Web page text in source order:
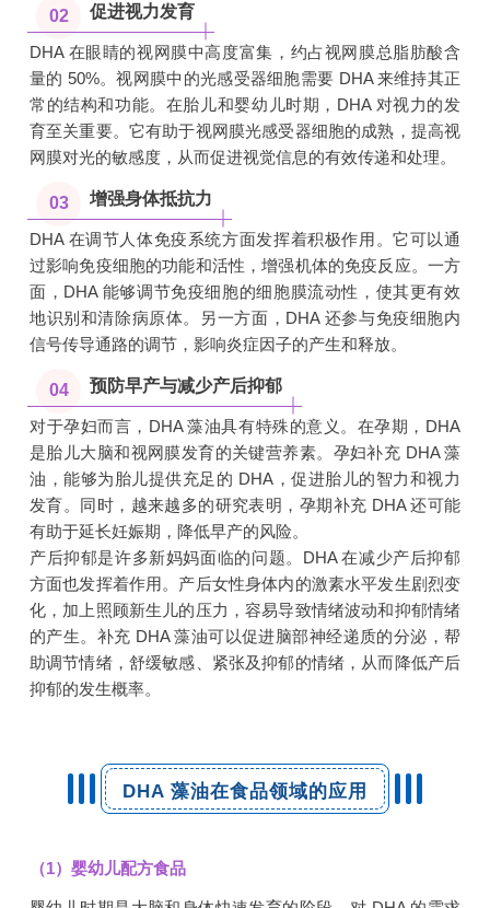
02 促进视力发育
DHA 在眼睛的视网膜中高度富集，约占视网膜总脂肪酸含
量的 50%。视网膜中的光感受器细胞需要 DHA 来维持其正
常的结构和功能。在胎儿和婴幼儿时期，DHA 对视力的发
育至关重要。它有助于视网膜光感受器细胞的成熟，提高视
网膜对光的敏感度，从而促进视觉信息的有效传递和处理。
03 增强身体抵抗力
DHA 在调节人体免疫系统方面发挥着积极作用。它可以通
过影响免疫细胞的功能和活性，增强机体的免疫反应。一方
面，DHA 能够调节免疫细胞的细胞膜流动性，使其更有效
地识别和清除病原体。另一方面，DHA 还参与免疫细胞内
信号传导通路的调节，影响炎症因子的产生和释放。
04 预防早产与减少产后抑郁
对于孕妇而言，DHA 藻油具有特殊的意义。在孕期，DHA
是胎儿大脑和视网膜发育的关键营养素。孕妇补充 DHA 藻
油，能够为胎儿提供充足的 DHA，促进胎儿的智力和视力
发育。同时，越来越多的研究表明，孕期补充 DHA 还可能
有助于延长妊娠期，降低早产的风险。
产后抑郁是许多新妈妈面临的问题。DHA 在减少产后抑郁
方面也发挥着作用。产后女性身体内的激素水平发生剧烈变
化，加上照顾新生儿的压力，容易导致情绪波动和抑郁情绪
的产生。补充 DHA 藻油可以促进脑部神经递质的分泌，帮
助调节情绪，舒缓敏感、紧张及抑郁的情绪，从而降低产后
抑郁的发生概率。
DHA 藻油在食品领域的应用
（1）婴幼儿配方食品